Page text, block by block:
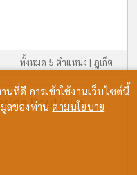
ทั้งหมด 5 ตำแหน่ง | ภูเก็ต
Boutique
นที่ดี การเข้าใช้งานเว็บไซต์นี้
มูลของท่านตามนโยบาย